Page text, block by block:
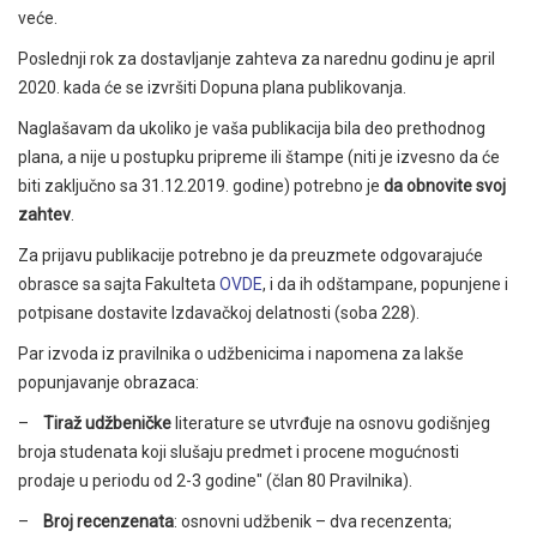
veće.
Poslednji rok za dostavljanje zahteva za narednu godinu je april
2020. kada će se izvršiti Dopuna plana publikovanja.
Naglašavam da ukoliko je vaša publikacija bila deo prethodnog
plana, a nije u postupku pripreme ili štampe (niti je izvesno da će
biti zaključno sa 31.12.2019. godine) potrebno je da obnovite svoj
zahtev
Za prijavu publikacije potrebno je da preuzmete odgovarajuće
obrasce sa sajta Fakulteta OVDE, i da ih odštampane, popunjene i
potpisane dostavite Izdavačkoj delatnosti (soba 228).
Par izvoda iz pravilnika o udžbenicima i napomena za lakše
popunjavanje obrazaca:
– Tiraž udžbeničke literature se utvrđuje na osnovu godišnjeg
broja studenata koji slušaju predmet i procene mogućnosti
prodaje u periodu od 2-3 godine" (član 80 Pravilnika).
– Broj recenzenata: osnovni udžbenik – dva recenzenta;